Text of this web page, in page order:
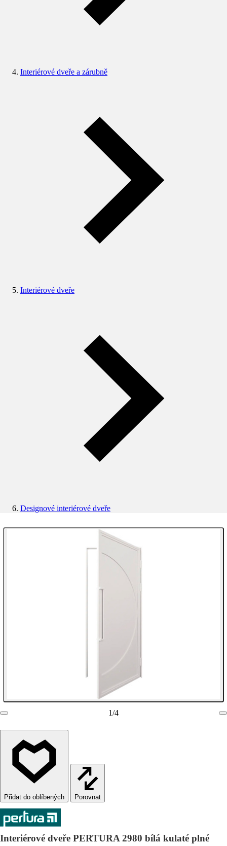
Interiérové dveře a zárubně
Interiérové dveře
Designové interiérové dveře
1/4
Porovnat
Interiérové dveře PERTURA 2980 bílá kulaté plné